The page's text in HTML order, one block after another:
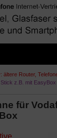
ältere Router,
z.B. mit EasyBox
für